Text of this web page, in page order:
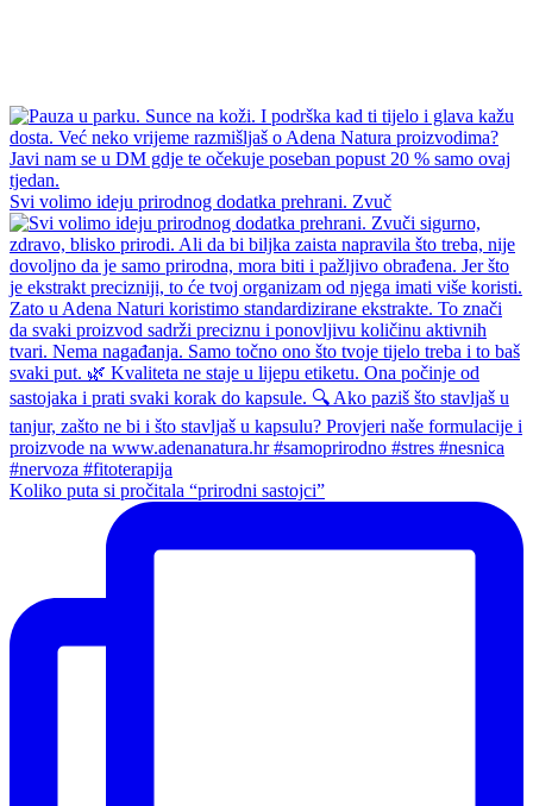
Svi volimo ideju prirodnog dodatka prehrani. Zvuč
Koliko puta si pročitala “prirodni sastojci”